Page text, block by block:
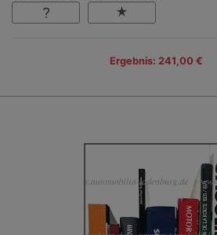
Ergebnis: 241,00 €